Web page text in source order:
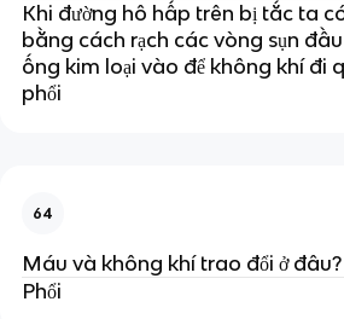
Khi đường hô hấp trên bị tắc ta
bằng cách rạch các vòng sụn
ống kim loại vào để không khí đi
phổi
64
Máu và không khí trao đổi ở đâu?
Phổi